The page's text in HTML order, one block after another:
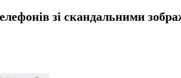
зі скандальними